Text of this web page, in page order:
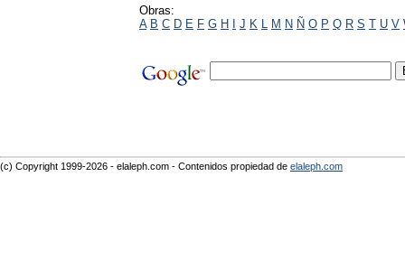
Obras:
A B C D E F G H I J K L M N Ñ O P Q R S T U V
(c) Copyright 1999-2026 - elaleph.com - Contenidos propiedad de elaleph.com